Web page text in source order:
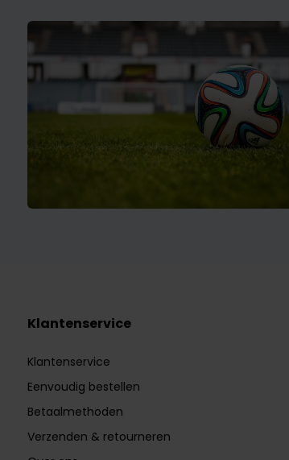
Klantenservice
Klantenservice
Eenvoudig bestellen
Betaalmethoden
Verzenden & retourneren